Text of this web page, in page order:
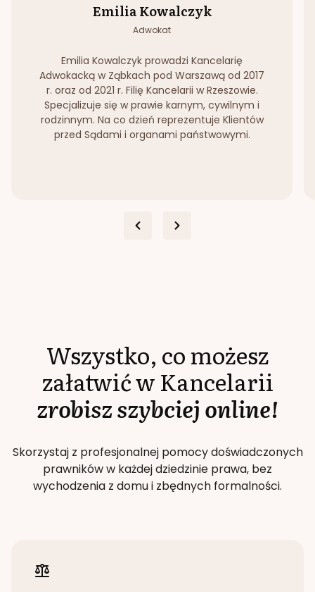
Emilia Kowalczyk
Adwokat
Emilia Kowalczyk prowadzi Kancelarię
Adwokacką w Ząbkach pod Warszawą od 2017
r. oraz od 2021 r. Filię Kancelarii w Rzeszowie.
Specjalizuje się w prawie karnym, cywilnym i
rodzinnym. Na co dzień reprezentuje Klientów
przed Sądami i organami państwowymi.
Wszystko, co możesz
załatwić w Kancelarii
zrobisz szybciej online!
Skorzystaj z profesjonalnej pomocy doświadczonych
prawników w każdej dziedzinie prawa, bez
wychodzenia z domu i zbędnych formalności.